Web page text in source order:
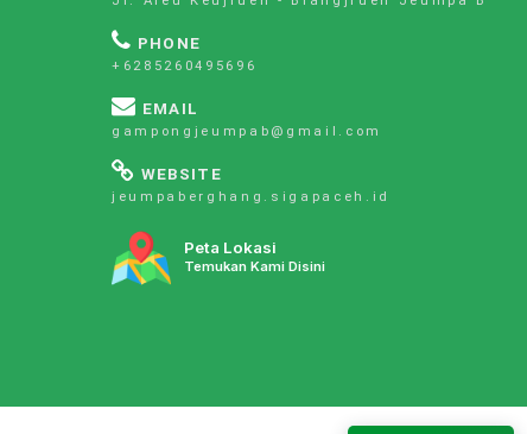
PHONE
+6285260495696
EMAIL
gampongjeumpab@gmail.com
WEBSITE
jeumpaberghang.sigapaceh.id
Peta Lokasi
Temukan Kami Disini